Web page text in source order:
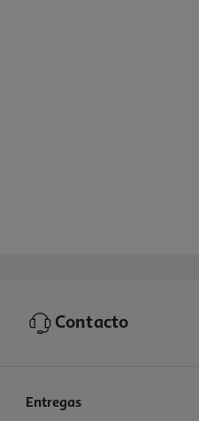
Contacto
Entregas